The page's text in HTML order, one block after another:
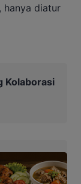
hanya diatur
Kolaborasi